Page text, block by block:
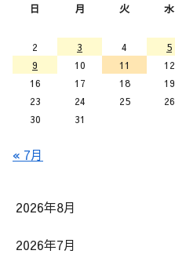
日 月 火 水
2
3 4 5
9
10 11 12
16
17 18 19
23
24 25 26
30
31
« 7月
2026年8月
2026年7月